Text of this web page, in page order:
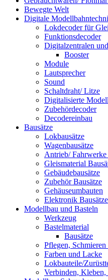
Bewegte Welt
Digitale
Lokdecoder für
Funktionsdecoder
Digitalzentralen
Booster
Module
Lautsprecher
Sound
Schaltdraht/ Litze
Digitalisierte
Zubehördecoder
Decodereinbau
Bausätze
Lokbausätze
Wagenbausätze
Antrieb/ Fahrwerke
Gleismaterial
Gebäudebausätze
Zubehör Bausätze
Gehäuseumbauten
Elektronik Bausätze
Modellbau und Basteln
Werkzeug
Bastelmaterial
Bausätze
Pflegen,
Farben und Lacke
Lokbauteile/
Verbinden, Kleben,